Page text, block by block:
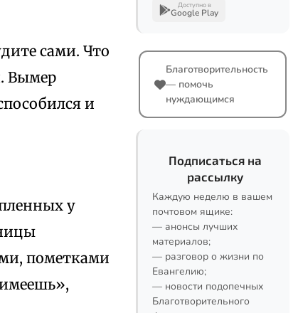
сами. Что
Вымер
и
у
пометками
Доступно в
Google Play
Благотворительность
— помочь
нуждающимся
Подписаться на
рассылку
Каждую неделю в вашем
почтовом ящике:
— анонсы лучших
материалов;
— разговор о жизни по
Евангелию;
— новости подопечных
Благотворительного